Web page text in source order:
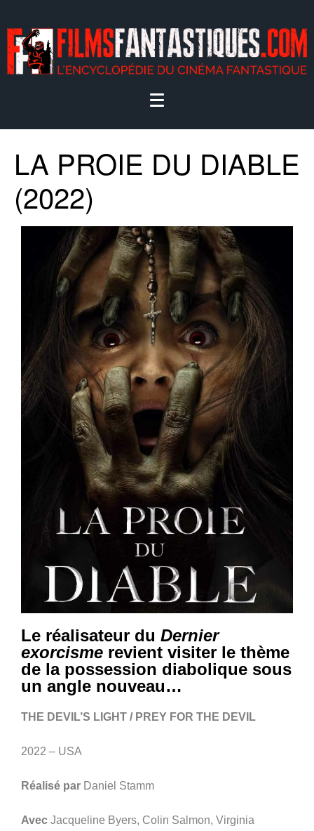
LA PROIE DU DIABLE
(2022)
Le réalisateur du Dernier
exorcisme revient visiter le thème
de la possession diabolique sous
un angle nouveau…
THE DEVIL’S LIGHT / PREY FOR THE DEVIL
2022 – USA
Réalisé par Daniel Stamm
Avec Jacqueline Byers, Colin Salmon, Virginia